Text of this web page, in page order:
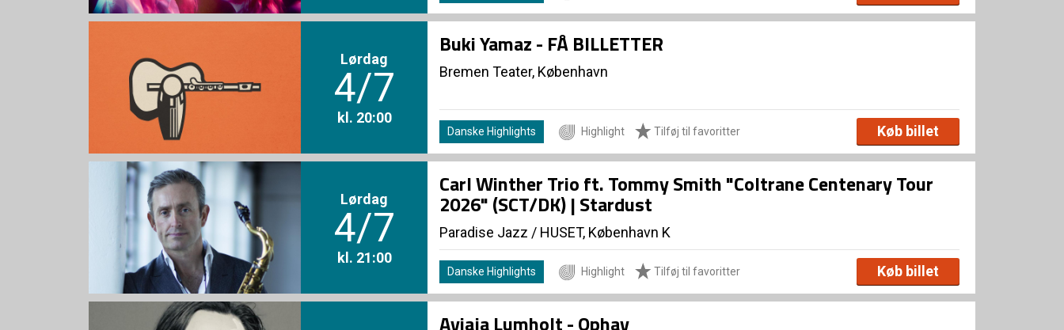
Lørdag
4/7
kl. 20:00
Buki Yamaz - FÅ BILLETTER
Bremen Teater, København
Danske Highlights Highlight Tilføj til favoritter Køb billet
Lørdag
4/7
kl. 21:00
Carl Winther Trio ft. Tommy Smith "Coltrane Centenary Tour
2026" (SCT/DK) | Stardust
Paradise Jazz / HUSET, København K
Danske Highlights Highlight Tilføj til favoritter Køb billet
Aviaja Lumholt - Ophav